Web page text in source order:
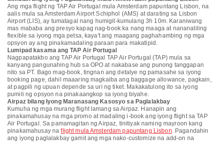
Ang mga flight ng TAP Air Portugal mula Amsterdam papuntang Lisbon, na
aalis mula sa Amsterdam Airport Schiphol (AMS) at darating sa Lisbon
Airport (LIS), ay tumatagal nang humigit-kumulang 3h 10m. Karaniwang
mas mababa ang presyo kapag nag-book ka nang maaga at nananatiling
flexible sa iyong mga petsa, kaya't ang maagang paghahambing ng mga
opsyon ay ang pinakamadaling paraan para makatipid.
Lumipad kasama ang TAP Air Portugal
Nagpapatakbo ang TAP Air Portugal TAP Air Portugal (TAP) mula sa
kanyang pangunahing hub sa OPO at nakabase ang punong tanggapan
nito sa PT. Bago mag-book, tingnan ang detalye ng pamasahe sa iyong
booking page, dahil maaaring magkaiba ang baggage allowance, pagkain,
at pagpili ng upuan depende sa uri ng tiket. Makakatulong ito sa iyong
pumili ng opsyon na pinakaangkop sa iyong biyahe.
Airpaz bilang Iyong Maranasang Kasosyo sa Paglalakbay
Kumuha ng mga murang flight lamang sa Airpaz. Hanapin ang
pinakamahusay na mga promo at madaling i-book ang iyong flight sa TAP
Air Portugal. Sa pamamagitan ng Airpaz, tinitiyak naming mayroon kang
pinakamahusay naflight mula Amsterdam papuntang Lisbon. Pagandahin
ang iyong paglalakbay gamit ang mga nako-customize na add-on na